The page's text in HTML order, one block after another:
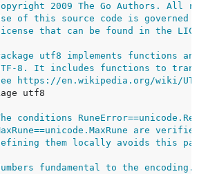
2009 The Go Authors. All
of this source code is governed by
that can be found in the
utf8 implements functions
8. It includes functions to
https://en.wikipedia.org/wiki/UTF-
conditions
are
them locally avoids this
fundamental to the encoding.